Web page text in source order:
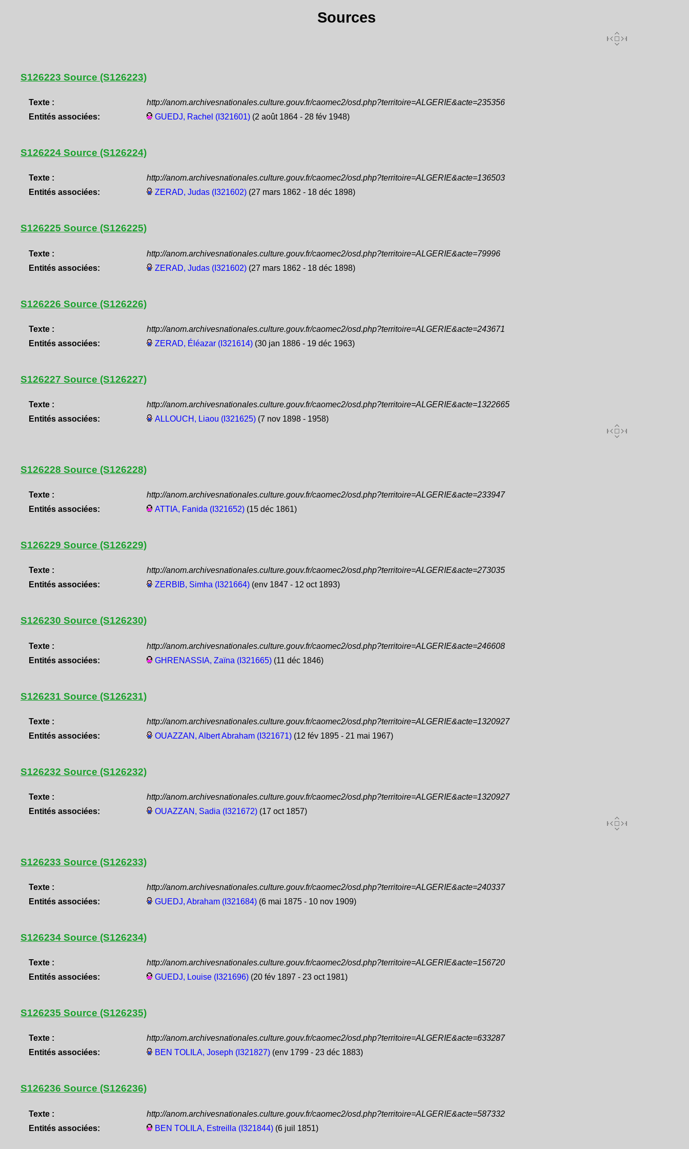
Sources
S126223 Source (S126223)
Texte :
http://anom.archivesnationales.culture.gouv.fr/caomec2/osd.php?territoire=ALGERIE&acte=235356
Entités associées:
GUEDJ, Rachel (I321601)(2 août 1864 - 28 fév 1948)
S126224 Source (S126224)
Texte :
http://anom.archivesnationales.culture.gouv.fr/caomec2/osd.php?territoire=ALGERIE&acte=136503
Entités associées:
ZERAD, Judas (I321602)(27 mars 1862 - 18 déc 1898)
S126225 Source (S126225)
Texte :
http://anom.archivesnationales.culture.gouv.fr/caomec2/osd.php?territoire=ALGERIE&acte=79996
Entités associées:
ZERAD, Judas (I321602)(27 mars 1862 - 18 déc 1898)
S126226 Source (S126226)
Texte :
http://anom.archivesnationales.culture.gouv.fr/caomec2/osd.php?territoire=ALGERIE&acte=243671
Entités associées:
ZERAD, Éléazar (I321614)(30 jan 1886 - 19 déc 1963)
S126227 Source (S126227)
Texte :
http://anom.archivesnationales.culture.gouv.fr/caomec2/osd.php?territoire=ALGERIE&acte=1322665
Entités associées:
ALLOUCH, Liaou (I321625)(7 nov 1898 - 1958)
S126228 Source (S126228)
Texte :
http://anom.archivesnationales.culture.gouv.fr/caomec2/osd.php?territoire=ALGERIE&acte=233947
Entités associées:
ATTIA, Fanida (I321652)(15 déc 1861)
S126229 Source (S126229)
Texte :
http://anom.archivesnationales.culture.gouv.fr/caomec2/osd.php?territoire=ALGERIE&acte=273035
Entités associées:
ZERBIB, Simha (I321664)(env 1847 - 12 oct 1893)
S126230 Source (S126230)
Texte :
http://anom.archivesnationales.culture.gouv.fr/caomec2/osd.php?territoire=ALGERIE&acte=246608
Entités associées:
GHRENASSIA, Zaïna (I321665)(11 déc 1846)
S126231 Source (S126231)
Texte :
http://anom.archivesnationales.culture.gouv.fr/caomec2/osd.php?territoire=ALGERIE&acte=1320927
Entités associées:
OUAZZAN, Albert Abraham (I321671)(12 fév 1895 - 21 mai 1967)
S126232 Source (S126232)
Texte :
http://anom.archivesnationales.culture.gouv.fr/caomec2/osd.php?territoire=ALGERIE&acte=1320927
Entités associées:
OUAZZAN, Sadia (I321672)(17 oct 1857)
S126233 Source (S126233)
Texte :
http://anom.archivesnationales.culture.gouv.fr/caomec2/osd.php?territoire=ALGERIE&acte=240337
Entités associées:
GUEDJ, Abraham (I321684)(6 mai 1875 - 10 nov 1909)
S126234 Source (S126234)
Texte :
http://anom.archivesnationales.culture.gouv.fr/caomec2/osd.php?territoire=ALGERIE&acte=156720
Entités associées:
GUEDJ, Louise (I321696)(20 fév 1897 - 23 oct 1981)
S126235 Source (S126235)
Texte :
http://anom.archivesnationales.culture.gouv.fr/caomec2/osd.php?territoire=ALGERIE&acte=633287
Entités associées:
BEN TOLILA, Joseph (I321827)(env 1799 - 23 déc 1883)
S126236 Source (S126236)
Texte :
http://anom.archivesnationales.culture.gouv.fr/caomec2/osd.php?territoire=ALGERIE&acte=587332
Entités associées:
BEN TOLILA, Estreilla (I321844)(6 juil 1851)